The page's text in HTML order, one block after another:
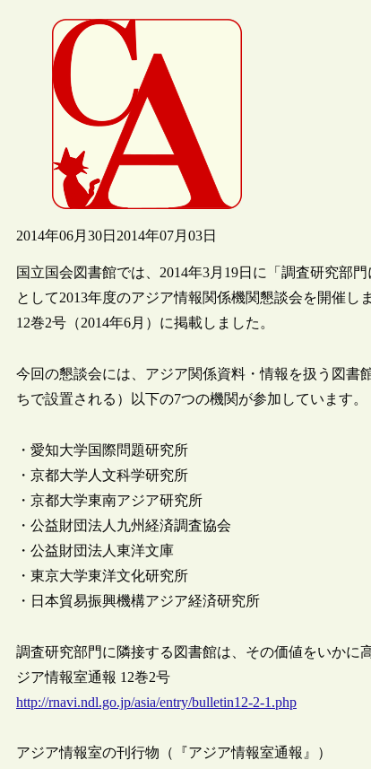
2014年06月30日 2014年07月03日
国立国会図書館では、2014年3月19日に「調査研究部
として2013年度のアジア情報関係機関懇談会を開催
12巻2号（2014年6月）に掲載しました。
今回の懇談会には、アジア関係資料・情報を扱う図書
ちで設置される）以下の7つの機関が参加しています。
・愛知大学国際問題研究所
・京都大学人文科学研究所
・京都大学東南アジア研究所
・公益財団法人九州経済調査協会
・公益財団法人東洋文庫
・東京大学東洋文化研究所
・日本貿易振興機構アジア経済研究所
調査研究部門に隣接する図書館は、その価値をいかに
ジア情報室通報 12巻2号
http://rnavi.ndl.go.jp/asia/entry/bulletin12-2-1.php
アジア情報室の刊行物（『アジア情報室通報』）